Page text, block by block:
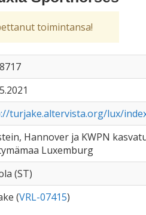
toimintansa!
turjake.altervista.org/lux/
Hannover ja KWPN
Luxemburg
(ST)
(VRL-07415)